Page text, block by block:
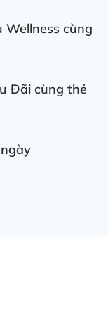
Wellness cùng
Đãi cùng thẻ